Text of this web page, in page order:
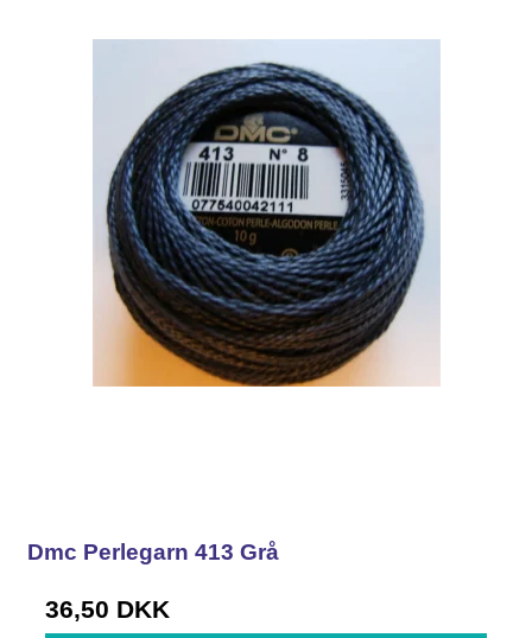
Dmc Perlegarn 413 Grå
36,50 DKK